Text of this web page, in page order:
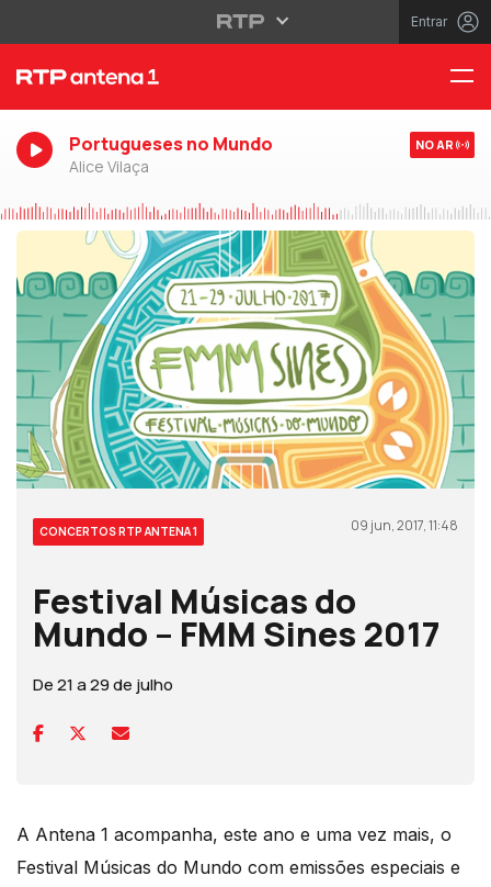
Entrar
Portugueses no Mundo
Alice Vilaça
NO AR
CONCERTOS RTP ANTENA 1 09 jun, 2017, 11:48
Festival Músicas do
Mundo – FMM Sines 2017
De 21 a 29 de julho
A Antena 1 acompanha, este ano e uma vez mais, o
Festival Músicas do Mundo com emissões especiais e